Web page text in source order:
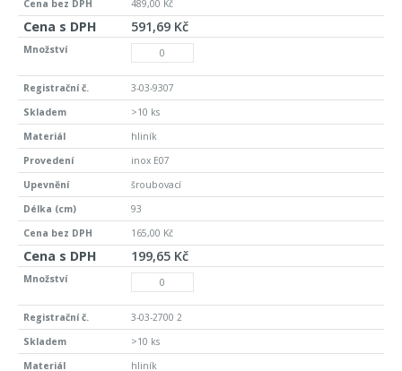
489,00 Kč
591,69 Kč
3-03-9307
>10 ks
hliník
inox E07
šroubovací
93
165,00 Kč
199,65 Kč
3-03-2700 2
>10 ks
hliník